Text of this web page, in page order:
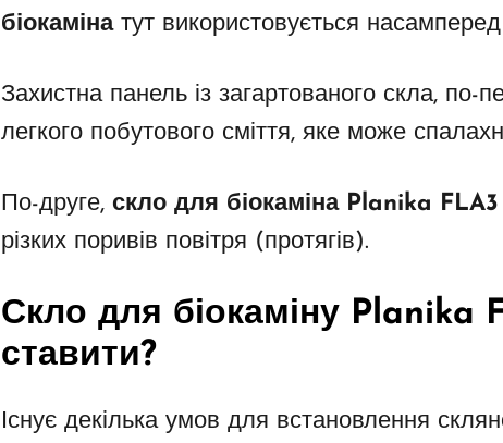
біокамінатут використовується
Захистна панель із загартованого скла,
легкого побутового сміття, яке може
По-друге, скло для біокаміна Planika
різких поривів повітря (протягів).
Скло для біокаміну Planika
ставити?
Існує декілька умов для встановлення